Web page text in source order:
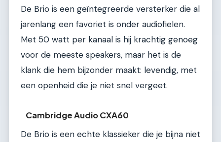
De Brio is een geïntegreerde versterker die al
jarenlang een favoriet is onder audiofielen.
Met 50 watt per kanaal is hij krachtig genoeg
voor de meeste speakers, maar het is de
klank die hem bijzonder maakt: levendig, met
een openheid die je niet snel vergeet.
Cambridge Audio CXA60
De Brio is een echte klassieker die je bijna niet